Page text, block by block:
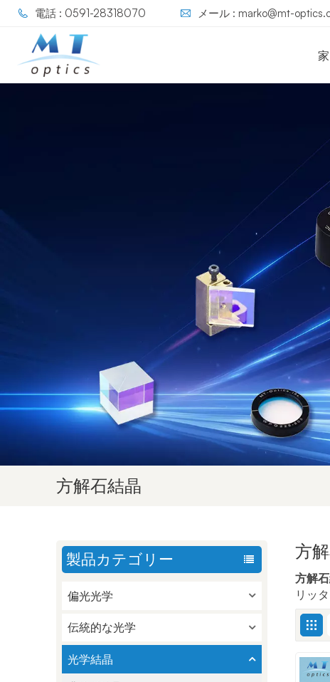
電話 : 0591-28318070 メール : marko@mt-
家
方解石結晶
製品カテゴリー
偏光光学
伝統的な光学
光学結晶
方
方解
リッ